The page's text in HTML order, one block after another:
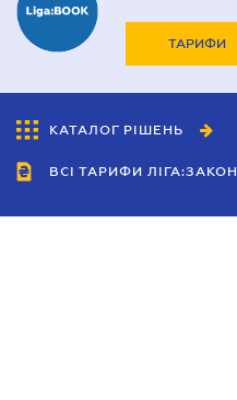
ТАРИФИ
КАТАЛОГ РІШЕНЬ
ВСІ ТАРИФИ ЛІГА:ЗАКОН